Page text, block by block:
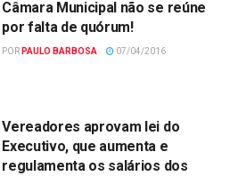
Câmara Municipal não se reúne
por falta de quórum!
POR PAULO BARBOSA 07/04/2016
Vereadores aprovam lei do
Executivo, que aumenta e
regulamenta os salários dos